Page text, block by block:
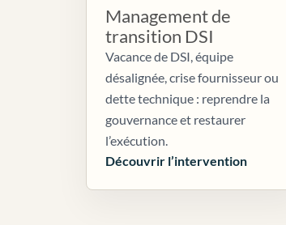
Management de
transition DSI
Vacance de DSI, équipe
désalignée, crise fournisseur ou
dette technique : reprendre la
gouvernance et restaurer
l’exécution.
Découvrir l’intervention